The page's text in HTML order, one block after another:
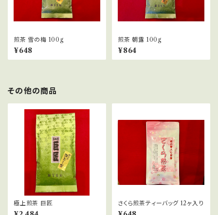
煎茶 雪の梅 100g
¥648
煎茶 朝露 100g
¥864
その他の商品
極上煎茶 巨匠 さくら煎茶ティーバッグ 12ヶ入り